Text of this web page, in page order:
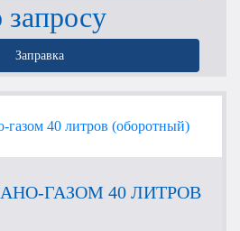
запросу
Заправка
ГАЗОМ 40 ЛИТРОВ